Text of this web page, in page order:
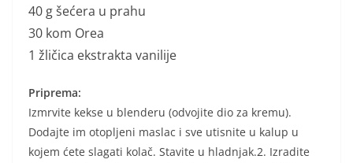
40 g šećera u prahu
30 kom Orea
1 žličica ekstrakta vanilije
Priprema:
Izmrvite kekse u blenderu (odvojite dio za kremu).
Dodajte im otopljeni maslac i sve utisnite u kalup u
kojem ćete slagati kolač. Stavite u hladnjak.2. Izradite